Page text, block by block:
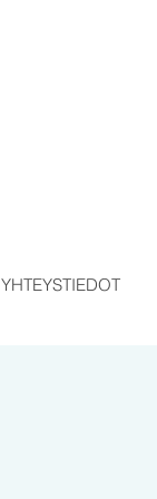
YHTEYSTIEDOT